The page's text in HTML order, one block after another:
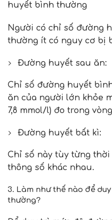
huyết bình thường
Người có chỉ số đường
thường ít có nguy cơ bị
Đường huyết sau ăn:
Chỉ số đường huyết
ăn của người lớn khỏe
7,8 mmol/l) đo trong
Đường huyết bất kì:
Chỉ số này tùy từng
thông số khác nhau.
3. Làm như thế nào để
thường?